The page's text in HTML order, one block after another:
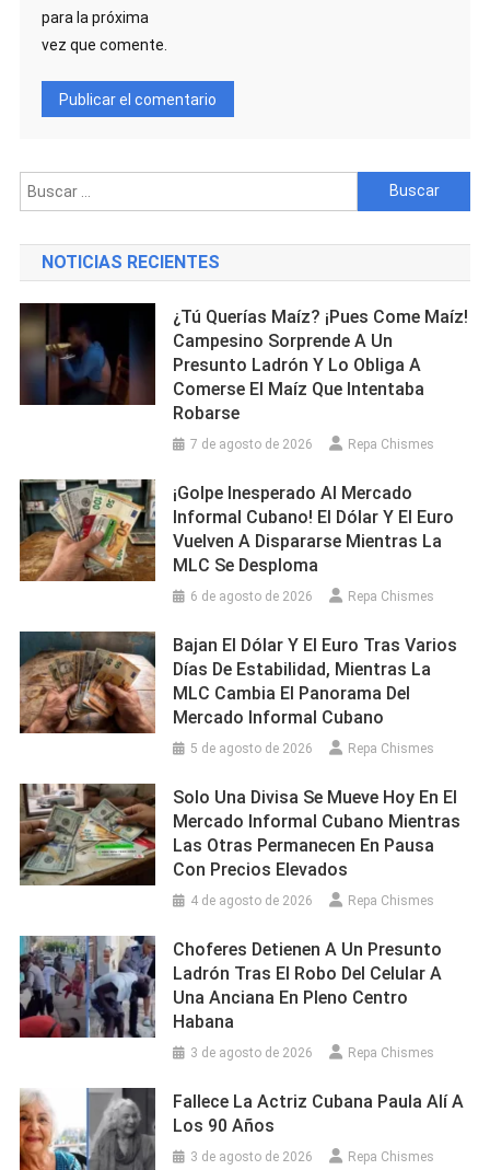
para la próxima
vez que comente.
Buscar:
NOTICIAS RECIENTES
¿Tú Querías Maíz? ¡Pues Come Maíz!
Campesino Sorprende A Un
Presunto Ladrón Y Lo Obliga A
Comerse El Maíz Que Intentaba
Robarse
7 de agosto de 2026 Repa Chismes
¡Golpe Inesperado Al Mercado
Informal Cubano! El Dólar Y El Euro
Vuelven A Dispararse Mientras La
MLC Se Desploma
6 de agosto de 2026 Repa Chismes
Bajan El Dólar Y El Euro Tras Varios
Días De Estabilidad, Mientras La
MLC Cambia El Panorama Del
Mercado Informal Cubano
5 de agosto de 2026 Repa Chismes
Solo Una Divisa Se Mueve Hoy En El
Mercado Informal Cubano Mientras
Las Otras Permanecen En Pausa
Con Precios Elevados
4 de agosto de 2026 Repa Chismes
Choferes Detienen A Un Presunto
Ladrón Tras El Robo Del Celular A
Una Anciana En Pleno Centro
Habana
3 de agosto de 2026 Repa Chismes
Fallece La Actriz Cubana Paula Alí A
Los 90 Años
3 de agosto de 2026 Repa Chismes